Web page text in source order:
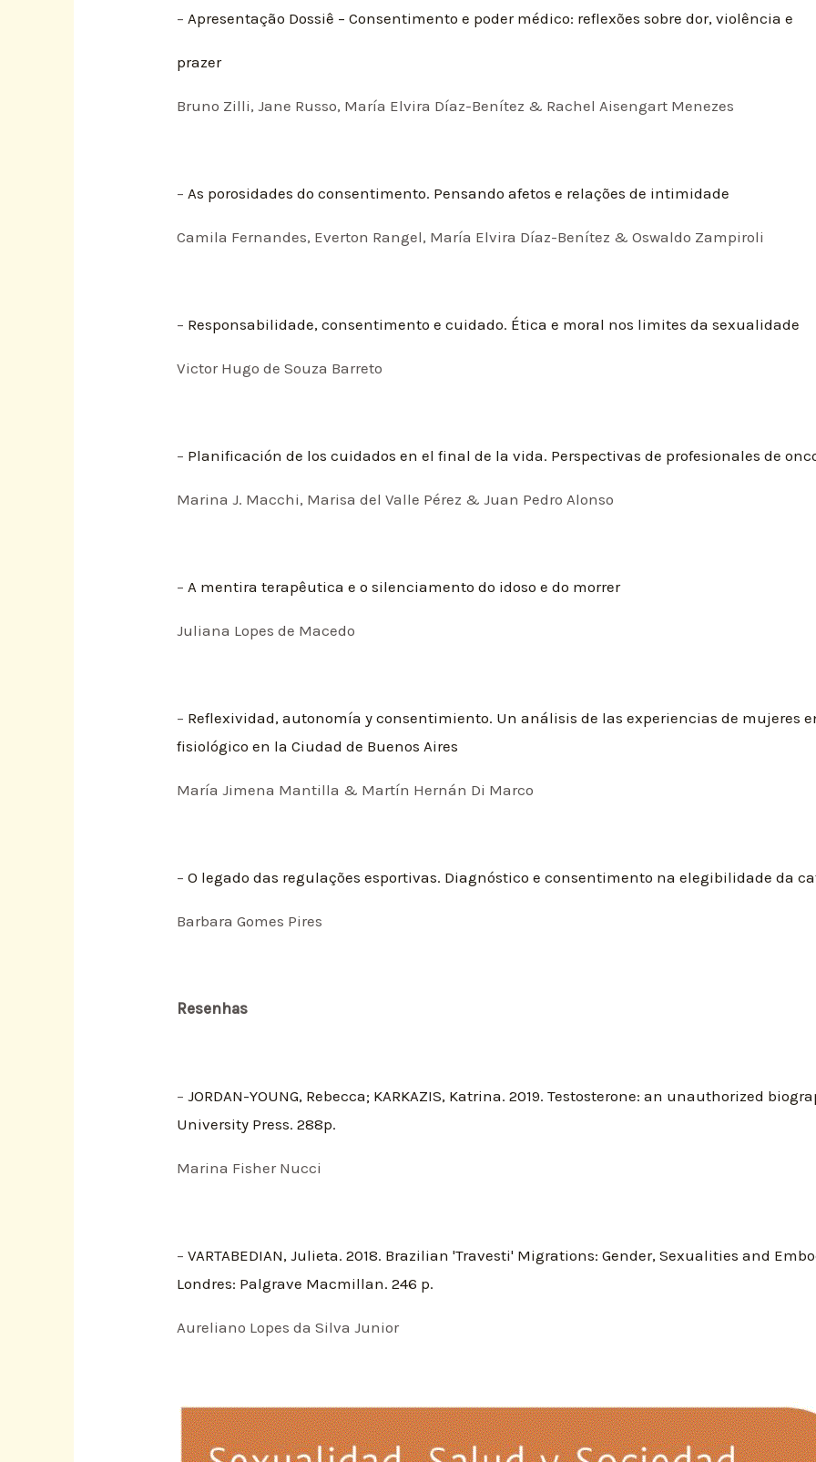
– Apresentação Dossiê – Consentimento e poder médico: reflexões sobre dor, violência e
prazer
Bruno Zilli, Jane Russo, María Elvira Díaz-Benítez & Rachel Aisengart Menezes
– As porosidades do consentimento. Pensando afetos e relações de intimidade
Camila Fernandes, Everton Rangel, María Elvira Díaz-Benítez & Oswaldo Zampiroli
– Responsabilidade, consentimento e cuidado. Ética e moral nos limites da sexualidade
Victor Hugo de Souza Barreto
– Planificación de los cuidados en el final de la vida. Perspectivas de profesionales de
Marina J. Macchi, Marisa del Valle Pérez & Juan Pedro Alonso
– A mentira terapêutica e o silenciamento do idoso e do morrer
Juliana Lopes de Macedo
– Reflexividad, autonomía y consentimiento. Un análisis de las experiencias de mujeres
fisiológico en la Ciudad de Buenos Aires
María Jimena Mantilla & Martín Hernán Di Marco
–O legado das regulações esportivas. Diagnóstico e consentimento na elegibilidade da
Barbara Gomes Pires
Resenhas
–JORDAN-YOUNG, Rebecca; KARKAZIS, Katrina. 2019. Testosterone: an unauthorized
University Press. 288p.
Marina Fisher Nucci
–VARTABEDIAN, Julieta. 2018. Brazilian 'Travesti' Migrations: Gender, Sexualities and
Londres: Palgrave Macmillan. 246 p.
Aureliano Lopes da Silva Junior